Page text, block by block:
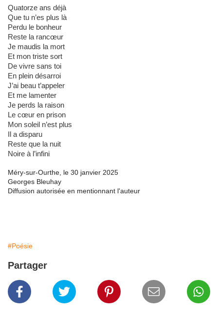
Quatorze ans déjà
Que tu n’es plus là
Perdu le bonheur
Reste la rancœur
Je maudis la mort
Et mon triste sort
De vivre sans toi
En plein désarroi
J’ai beau t’appeler
Et me lamenter
Je perds la raison
Le cœur en prison
Mon soleil n’est plus
Il a disparu
Reste que la nuit
Noire à l’infini
Méry-sur-Ourthe, le 30 janvier 2025
Georges Bleuhay
Diffusion autorisée en mentionnant l'auteur
#Poésie
Partager